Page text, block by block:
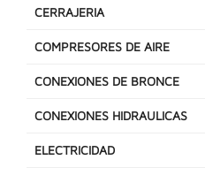
CERRAJERIA
COMPRESORES DE AIRE
CONEXIONES DE BRONCE
CONEXIONES HIDRAULICAS
ELECTRICIDAD